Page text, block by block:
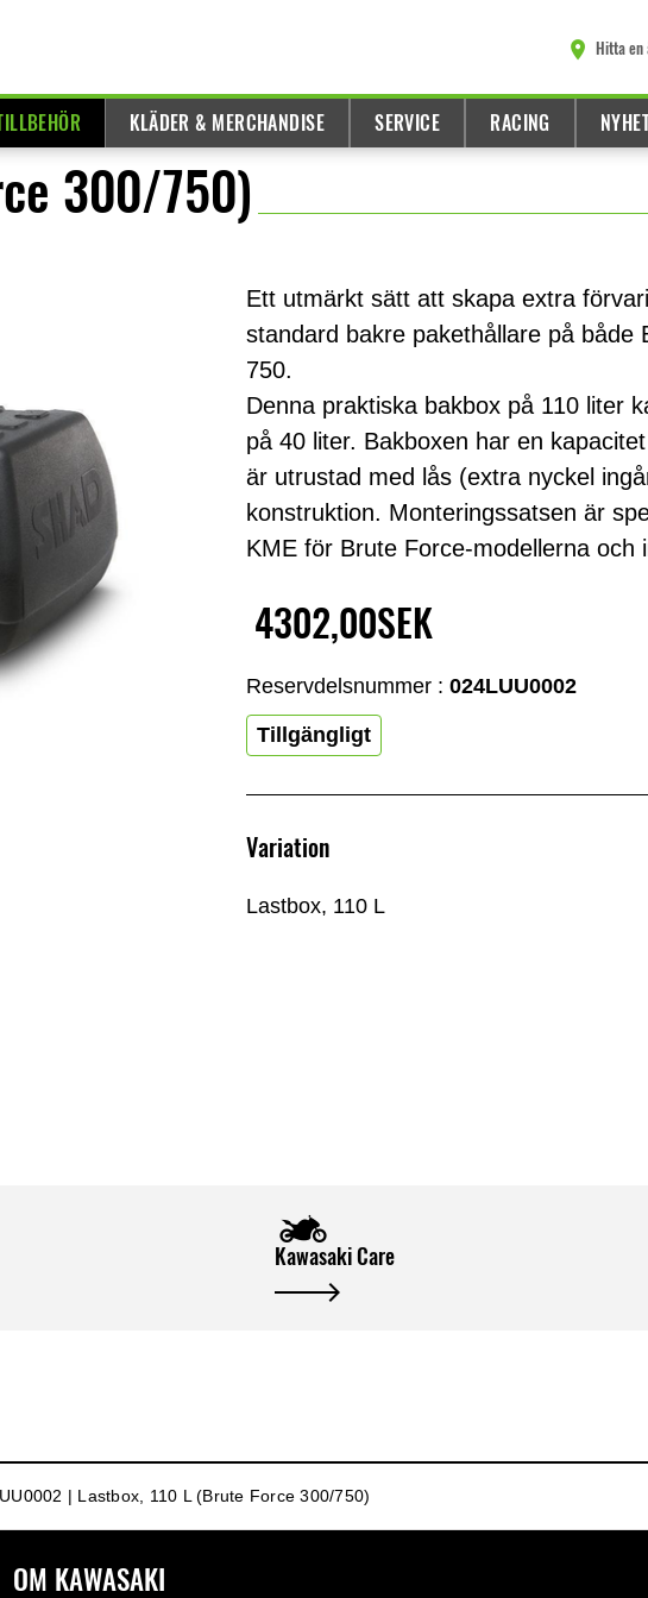
Hitta
KLÄDER & MERCHANDISE SERVICE RACING
300/750)
Ett utmärkt sätt att skapa extra
standard bakre pakethållare på både
750.
Denna praktiska bakbox på 110 liter
på 40 liter. Bakboxen har en
är utrustad med lås (extra nyckel
konstruktion. Monteringssatsen är
KME för Brute Force-modellerna och
4302,00SEK
Reservdelsnummer : 024LUU0002
Tillgängligt
Variation
Lastbox, 110 L
Kawasaki Care
| Lastbox, 110 L (Brute Force 300/750)
OM KAWASAKI